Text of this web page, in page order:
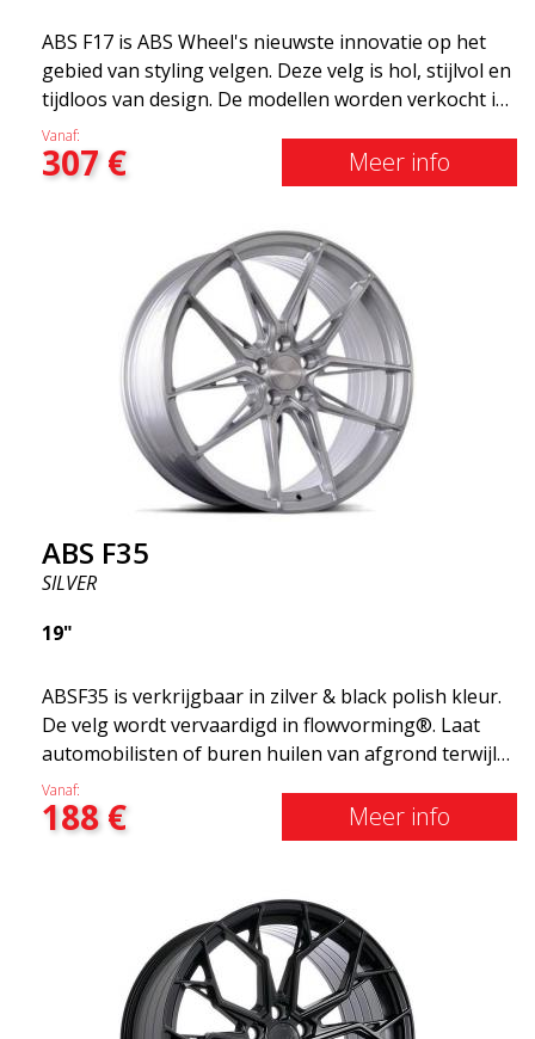
ABS F17 is ABS Wheel's nieuwste innovatie op het
gebied van styling velgen. Deze velg is hol, stijlvol en
tijdloos van design. De modellen worden verkocht in
verschillende maten, waaronder 19x8.5, 19x9.5 en
20x8.5 &20x10 en 20x11. Hoe breder de velg, hoe
dieper het resultaat dat je krijgt. ABS F17 is een Flow
wat betekent dat deze een hogere kwaliteit, minder
gewicht en sterker materiaal heeft. U rijdt
comfortabeler dankzijhet onafgeveerde gewicht.
Het is de Gucci van de velgenwereld! 😍
Vanaf:
307€ Meer info
ABS F35
SILVER
19"
ABSF35 is verkrijgbaar in zilver & black polish kleur.
De velg wordt vervaardigd in flowvorming®. Laat
automobilisten of buren huilen van afgrond terwijl
je in stijl glijdt. Deze velgen zijn vervaardigd met
behulp van innovatieve flow-forming technologie en
staan dus bekend om hun pieksterkte en
gewichtsbesparingen opleveren. Met ABS Flow
Form-technologie kunt u mijl na kilometer genieten
van jarenlange schoonheid en onberispelijke
prestaties. Het beste van alles? ABS Wheels geeft u
een volledige garantie van 2 jaar.
Vanaf:
188€ Meer info